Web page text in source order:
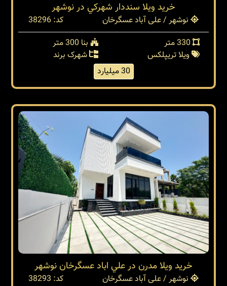
خريد ويلا سنددار شهركي در نوشهر
نوشهر / علی آباد عسگرخان
کد: 38296
بنا 300 متر
ویلا تریپلکس
شهرک برند
30 میلیارد
خريد ويلا مدرن در علي اباد عسگرخان نوشهر
نوشهر / علی آباد عسگرخان
کد: 38293